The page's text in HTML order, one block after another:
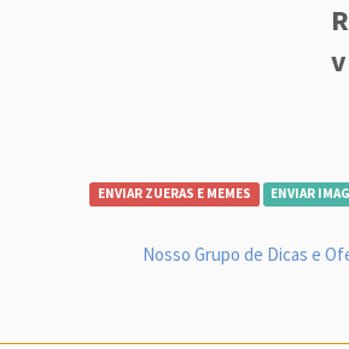
ENVIAR ZUERAS E MEMES ENVIAR
Nosso Grupo de Dicas e